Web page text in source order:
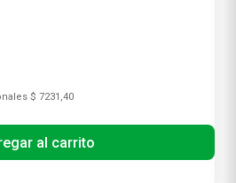
$ 7231,40
al carrito